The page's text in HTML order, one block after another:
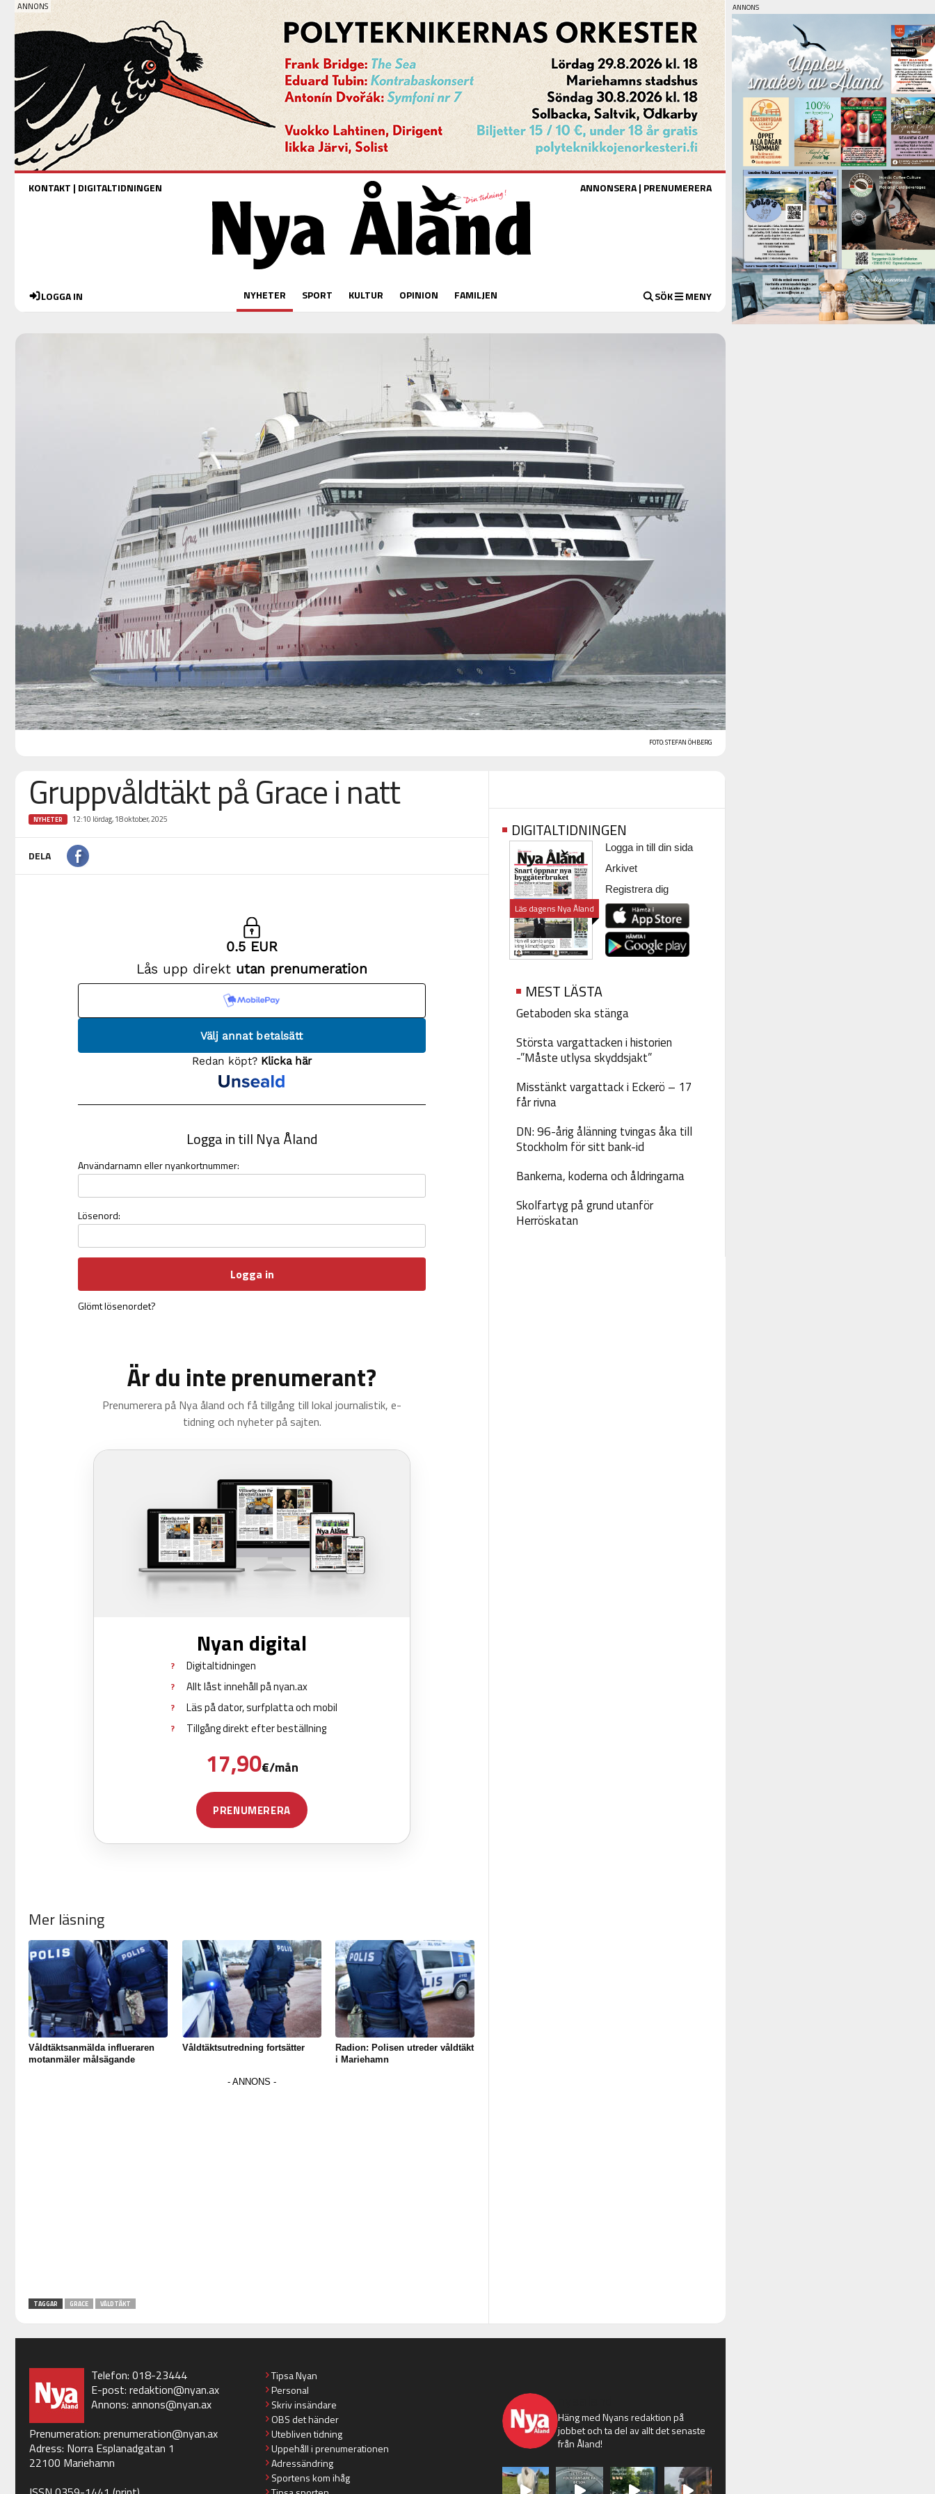
KONTAKT | DIGITALTIDNINGEN ANNONSERA| PRENUMERERA
LOGGA IN NYHETER SPORT KULTUR OPINION FAMILJEN SÖK MENY
FOTO: STEFAN ÖHBERG
Gruppvåldtäkt på Grace i natt
NYHETER 12:10 lördag, 18 oktober, 2025
DELA
Mer läsning
Våldtäktsanmälda influeraren
motanmäler målsägande
Våldtäktsutredning fortsätter
Radion: Polisen utreder våldtäkt
i Mariehamn
TAGGAR GRACE VÅLDTÄKT
DIGITALTIDNINGEN
Läs dagens Nya Åland
Logga in till din sida
Arkivet
Registrera dig
MEST LÄSTA
Getaboden ska stänga
Största vargattacken i historien
-”Måste utlysa skyddsjakt”
Misstänkt vargattack i Eckerö – 17
får rivna
DN: 96-årig ålänning tvingas åka till
Stockholm för sitt bank-id
Bankerna, koderna och åldringarna
Skolfartyg på grund utanför
Herröskatan
Telefon: 018-23444
E-post: redaktion@nyan.ax
Annons: annons@nyan.ax
Prenumeration: prenumeration@nyan.ax
Adress: Norra Esplanadgatan 1
22100 Mariehamn
Tipsa Nyan
Personal
Skriv insändare
OBS det händer
Utebliven tidning
Uppehåll i prenumerationen
Adressändring
Sportens kom ihåg
Häng med Nyans redaktion på
jobbet och ta del av allt det senaste
från Åland!